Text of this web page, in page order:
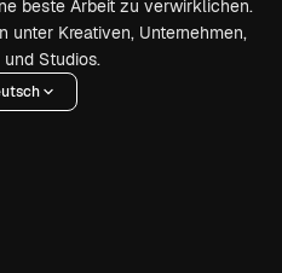
beste Arbeit zu verwirklichen.
unter Kreativen, Unternehmen,
Studios.